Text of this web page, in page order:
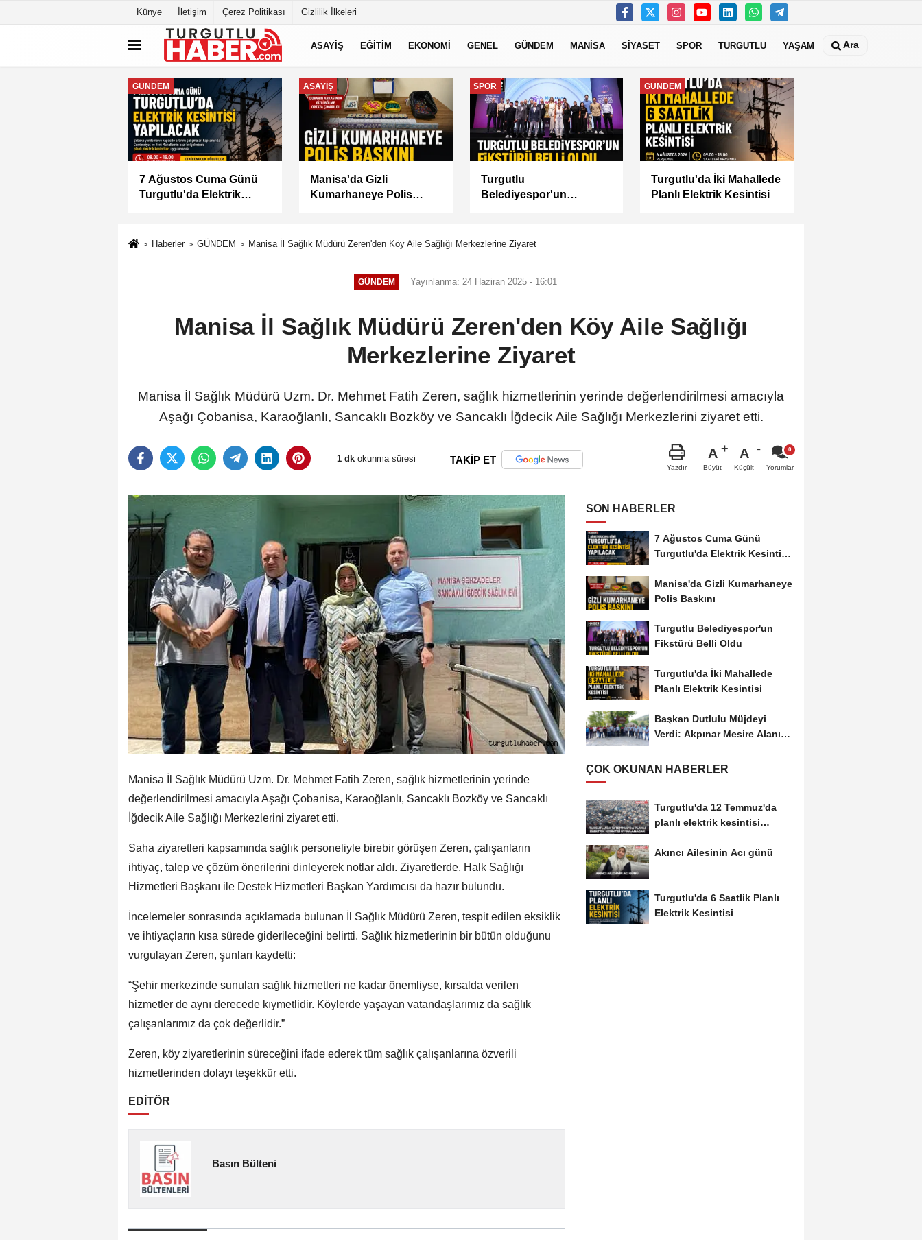
Künye İletişim Çerez Politikası Gizlilik İlkeleri
ASAYİŞ EĞİTİM EKONOMİ GENEL GÜNDEM MANİSA SİYASET SPOR TURGUTLU YAŞAM Ara
GENEL
Başkan Dutlulu Müjdeyi
Verdi: Akpınar Mesire
GÜNDEM
Akademi Manisa’da
Eğitimler Başladı
MANİSA
BAŞKAN
BALABAN’DAN YEŞİL
MANİSA
Manisa Büyükşehir İle
“Mahallemde Şenlik Var”
Haberler GÜNDEM Manisa İl Sağlık Müdürü Zeren'den Köy Aile Sağlığı Merkezlerine Ziyaret
GÜNDEM Yayınlanma: 24 Haziran 2025 - 16:01
Manisa İl Sağlık Müdürü Zeren'den Köy Aile Sağlığı
Merkezlerine Ziyaret
Manisa İl Sağlık Müdürü Uzm. Dr. Mehmet Fatih Zeren, sağlık hizmetlerinin yerinde değerlendirilmesi amacıyla
Aşağı Çobanisa, Karaoğlanlı, Sancaklı Bozköy ve Sancaklı İğdecik Aile Sağlığı Merkezlerini ziyaret etti.
1 dk okunma süresi TAKİP ET
Yazdır
A
Büyüt
A
Küçült Yorumlar
Manisa İl Sağlık Müdürü Uzm. Dr. Mehmet Fatih Zeren, sağlık hizmetlerinin yerinde
değerlendirilmesi amacıyla Aşağı Çobanisa, Karaoğlanlı, Sancaklı Bozköy ve Sancaklı
İğdecik Aile Sağlığı Merkezlerini ziyaret etti.
Saha ziyaretleri kapsamında sağlık personeliyle birebir görüşen Zeren, çalışanların
ihtiyaç, talep ve çözüm önerilerini dinleyerek notlar aldı. Ziyaretlerde, Halk Sağlığı
Hizmetleri Başkanı ile Destek Hizmetleri Başkan Yardımcısı da hazır bulundu.
İncelemeler sonrasında açıklamada bulunan İl Sağlık Müdürü Zeren, tespit edilen eksiklik
ve ihtiyaçların kısa sürede giderileceğini belirtti. Sağlık hizmetlerinin bir bütün olduğunu
vurgulayan Zeren, şunları kaydetti:
“Şehir merkezinde sunulan sağlık hizmetleri ne kadar önemliyse, kırsalda verilen
hizmetler de aynı derecede kıymetlidir. Köylerde yaşayan vatandaşlarımız da sağlık
çalışanlarımız da çok değerlidir.”
Zeren, köy ziyaretlerinin süreceğini ifade ederek tüm sağlık çalışanlarına özverili
hizmetlerinden dolayı teşekkür etti.
EDİTÖR
Basın Bülteni
SON HABERLER
7 Ağustos Cuma Günü
Turgutlu'da Elektrik Kesintisi
Manisa'da Gizli Kumarhaneye
Polis Baskını
Turgutlu Belediyespor'un
Fikstürü Belli Oldu
Turgutlu'da İki Mahallede
Planlı Elektrik Kesintisi
Başkan Dutlulu Müjdeyi
Verdi: Akpınar Mesire Alanı
ÇOK OKUNAN HABERLER
Turgutlu'da 12 Temmuz'da
planlı elektrik kesintisi
Akıncı Ailesinin Acı günü
Turgutlu'da 6 Saatlik Planlı
Elektrik Kesintisi